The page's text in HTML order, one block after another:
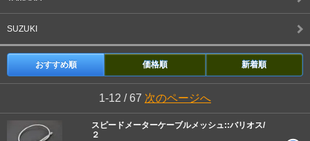
SUZUKI
おすすめ順 価格順 新着順
1-12 / 67 次のページへ
スピードメーターケーブルメッシュ::バリオス/
２